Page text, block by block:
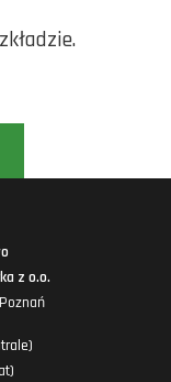
z o.o.